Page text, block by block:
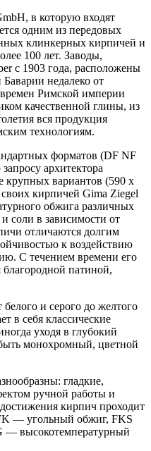
в которую входят
одним из передовых
клинкерных кирпичей и
100 лет. Заводы,
с 1903 года, расположены
недалеко от
Римской империи
качественной глины, из
вся продукция
технологиям.
форматов (DF NF
архитектора
крупных вариантов (590 х
кирпичей Gima Ziegel
обжига различных
соли в зависимости от
отличаются долгим
к воздействию
С течением времени его
патиной,
белого и серого до желтого
в себя классические
уходя в глубокий
монохромный, цветной
гладкие,
ручной работы и
кирпич проходит
— угольный обжиг, FKS
— высокотемпературный